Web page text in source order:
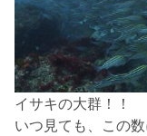
イサキの大群！！
いつ見ても、この